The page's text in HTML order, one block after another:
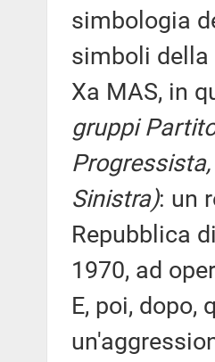
simbologia
simboli della
Xa MAS, in
gruppi
Sinistra): un
Repubblica
1970, ad
E, poi, dopo,